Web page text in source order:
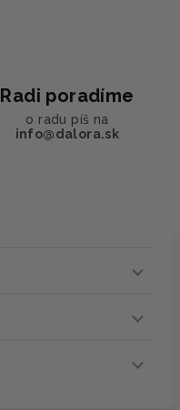
Radi poradíme
o radu píš na
info@dalora.sk